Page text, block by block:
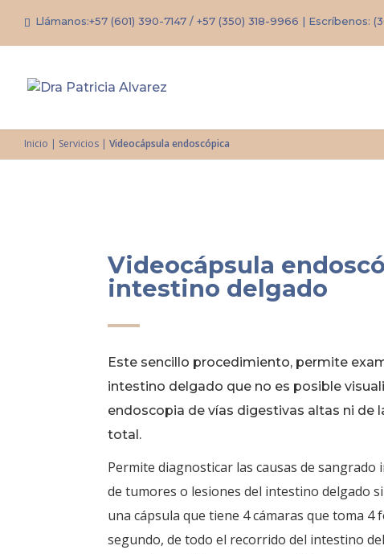
Llámanos:+57 (601) 390-7147 / +57 (350) 318-9966 | Escríbenos:
Inicio | Servicios | Videocápsula endoscópica
Videocápsula
intestino delgado
Este sencillo procedimiento, permite
intestino delgado que no es posible
endoscopia de vías digestivas altas ni de
total.
Permite diagnosticar las causas de sangrado
de tumores o lesiones del intestino delgado
una cápsula que tiene 4 cámaras que toma 4
segundo, de todo el recorrido del intestino